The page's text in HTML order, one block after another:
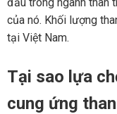
của nó. Khối lượng
tại Việt Nam.
Tại sao lựa
cung ứng